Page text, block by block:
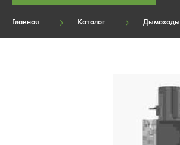
Главная Каталог Дымоходы